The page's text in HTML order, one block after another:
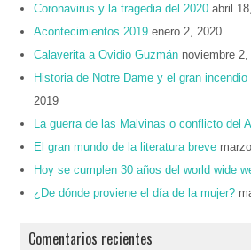
Coronavirus y la tragedia del 2020 abril
Acontecimientos 2019 enero 2, 2020
Calaverita a Ovidio Guzmán noviembre 2,
Historia de Notre Dame y el gran incendio
2019
La guerra de las Malvinas o conflicto del
El gran mundo de la literatura breve
Hoy se cumplen 30 años del world wide
¿De dónde proviene el día de la mujer?
Comentarios recientes